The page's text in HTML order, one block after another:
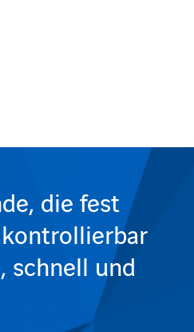
die fest
schnell und